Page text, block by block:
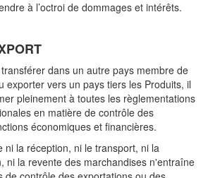
à l’octroi de dommages et intérêts.
transférer dans un autre pays membre de
exporter vers un pays tiers les Produits, il
pleinement à toutes les règlementations
en matière de contrôle des
économiques et financières.
ni la réception, ni le transport, ni la
ni la revente des marchandises n'entraîne